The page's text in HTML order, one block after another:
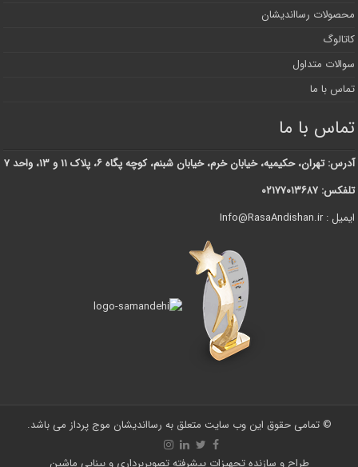
محصولات رسااندیشان
کاتالوگ
سوالات متداول
تماس با ما
تماس با ما
آدرس: تهران، حکیمیه، خیابان خرم، خیابان شبنم، کوچه پگاه ۶، پلاک ۱۱ و ۱۳، واحد ۷
تلفکس: ۰۲۱۷۷۰۱۳۶۸۷
ایمیل : Info@RasaAndishan.ir
© تمامی حقوق این وب سایت متعلق به رسااندیشان موج پرداز می باشد.
طراح و سازنده تجهیزات پیشرفته تصویربرداری و بینایی ماشین